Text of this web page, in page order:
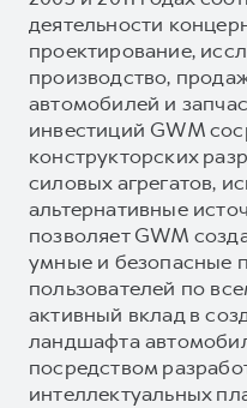
деятельности
проектирование,
производство,
автомобилей и
инвестиций GWM
конструкторских
силовых агрегатов,
альтернативные
позволяет GWM
умные и безопасные
пользователей по
активный вклад в
ландшафта
посредством
интеллектуальных